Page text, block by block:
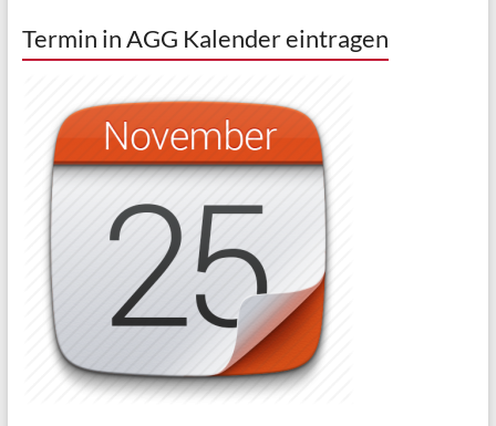
Termin in AGG Kalender eintragen